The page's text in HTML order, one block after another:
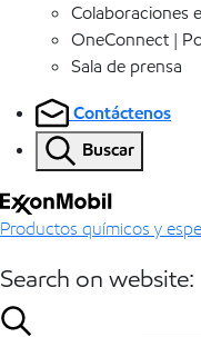
Colaboraciones
OneConnect |
Sala de prensa
Contáctenos
Buscar
Productos químicos y
Search on website: